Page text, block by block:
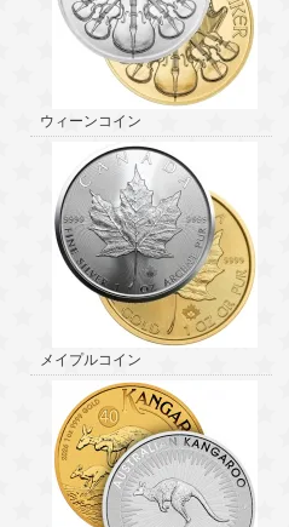
ウィーンコイン
メイプルコイン